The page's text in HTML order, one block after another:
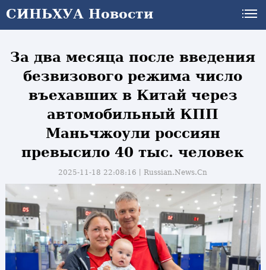
СИНЬХУА Новости
СИНЬХУА Новости
За два месяца после введения
безвизового режима число
въехавших в Китай через
автомобильный КПП
Маньчжоули россиян
превысило 40 тыс. человек
2025-11-18 22:08:16丨Russian.News.Cn